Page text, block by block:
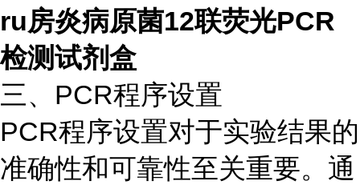
ru房炎病原菌12联荧光PCR
检测试剂盒
三、PCR程序设置
PCR程序设置对于实验结果的
准确性和可靠性至关重要。通